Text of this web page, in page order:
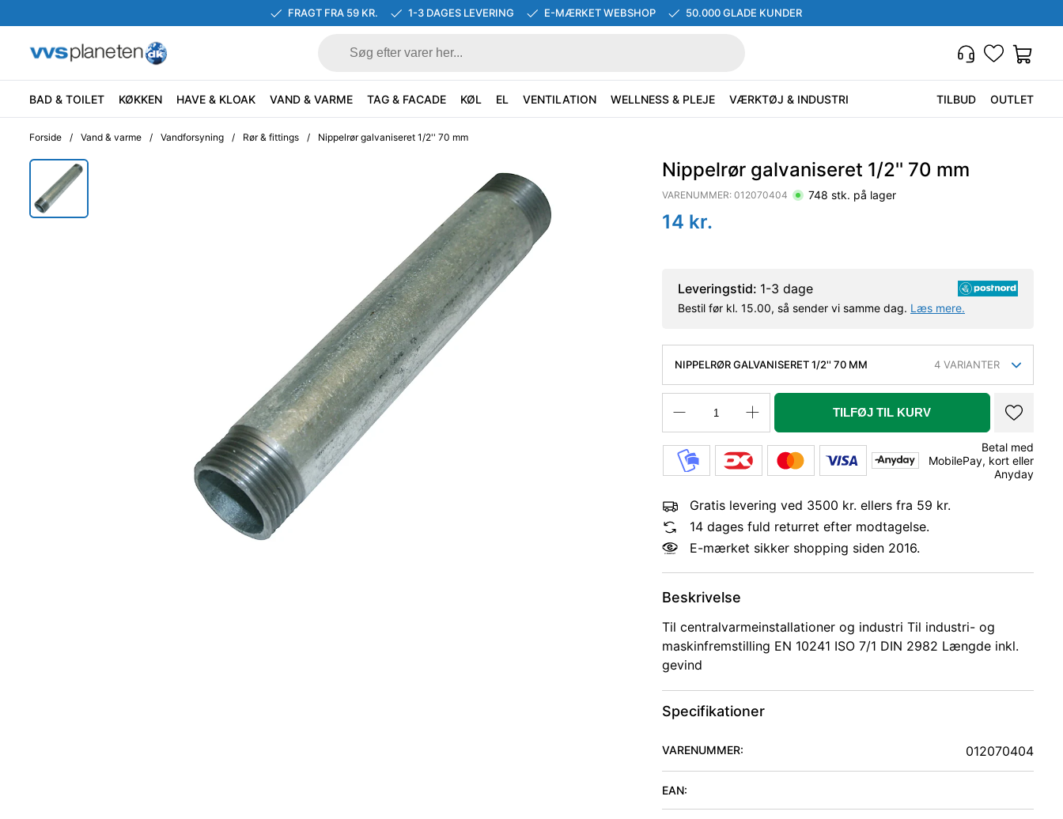
FRAGT FRA 59 KR. 1-3 DAGES LEVERING E-MÆRKET WEBSHOP 50.000 GLADE KUNDER
BAD & TOILET KØKKEN HAVE & KLOAK VAND & VARME TAG & FACADE KØL EL VENTILATION WELLNESS & PLEJE VÆRKTØJ & INDUSTRI TILBUD OUTLET
Forside / Vand & varme / Vandforsyning / Rør & fittings / Nippelrør galvaniseret 1/2'' 70 mm
Nippelrør galvaniseret 1/2'' 70 mm
VARENUMMER: 012070404 748 stk. på lager
14 kr.
Leveringstid: 1-3 dage
Bestil før kl. 15.00, så sender vi samme dag. Læs mere.
NIPPELRØR GALVANISERET 1/2'' 70 MM 4 VARIANTER
TILFØJ TIL KURV
Betal med
MobilePay, kort eller
Anyday
Gratis levering ved 3500 kr. ellers fra 59 kr.
14 dages fuld returret efter modtagelse.
E-mærket sikker shopping siden 2016.
Beskrivelse
Til centralvarmeinstallationer og industri Til industri- og
maskinfremstilling EN 10241 ISO 7/1 DIN 2982 Længde inkl.
gevind
Specifikationer
VARENUMMER: 012070404
EAN: